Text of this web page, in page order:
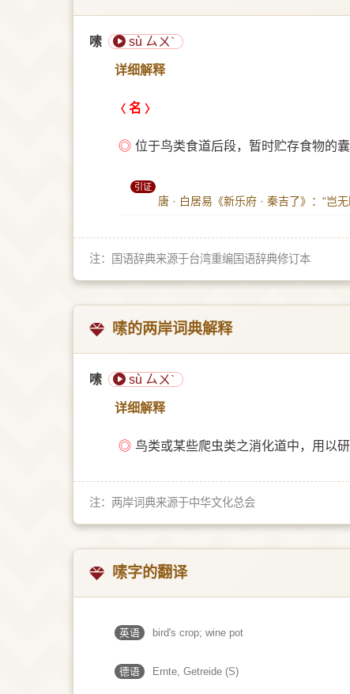
嗉 sù ㄙㄨˋ
详细解释
名
◎ 位于鸟类食道后段，暂时贮存食物的囊
引证
唐 · 白居易《新乐府 · 秦吉了》：“岂
注：国语辞典来源于台湾重编国语辞典修订本
嗉的两岸词典解释
嗉 sù ㄙㄨˋ
详细解释
◎ 鸟类或某些爬虫类之消化道中，用以
注：两岸词典来源于中华文化总会
嗉字的翻译
英语 bird's crop; wine pot
德语 Ernte, Getreide (S)